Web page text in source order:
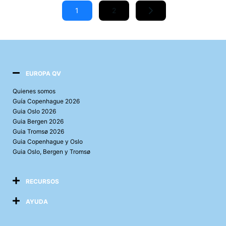
1 2
EUROPA QV
Quienes somos
Guía Copenhague 2026
Guia Oslo 2026
Guia Bergen 2026
Guia Tromsø 2026
Guia Copenhague y Oslo
Guia Oslo, Bergen y Tromsø
RECURSOS
AYUDA